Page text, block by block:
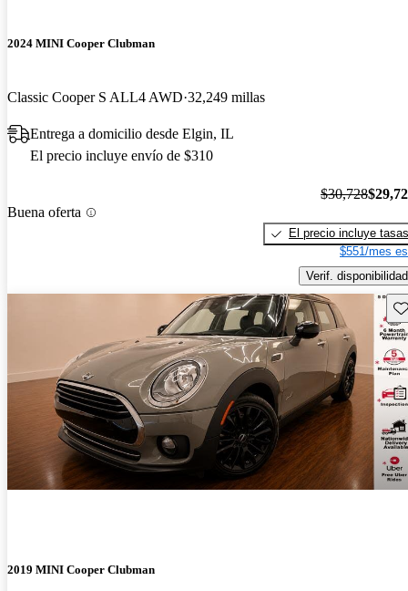
2024 MINI Cooper Clubman
Classic Cooper S ALL4 AWD 32,249 millas
Entrega a domicilio desde Elgin, IL
El precio incluye envío de $310
Buena oferta
$30,728
El precio incluye tasas
$551/mes
Verif. disponibilidad
2019 MINI Cooper Clubman